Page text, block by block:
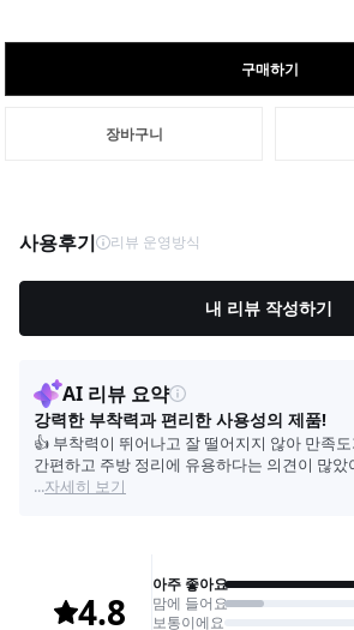
구매하기
장바구니